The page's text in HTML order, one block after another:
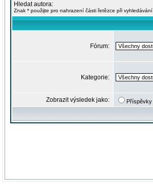
Hledat autora:
Znak * použijte pro nahrazení části řetězce při vyhledávání
Fórum:
Kategorie:
Zobrazit výsledek jako: Příspěvky